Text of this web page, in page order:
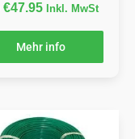
€47.95 Inkl. MwSt
Mehr info